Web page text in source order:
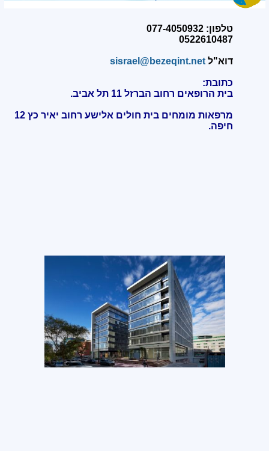
טלפון: 077-4050932
0522610487
דוא"לsisrael@bezeqint.net
כתובת:
בית הרופאים רחוב הברזל 11 תל אביב.
מרפאות מומחים בית חולים אלישע רחוב יאיר כץ 12
חיפה.